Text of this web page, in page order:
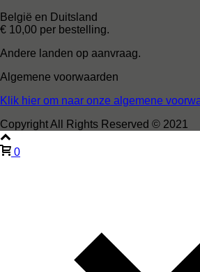
België en Duitsland
€ 10,00 per bestelling.
Andere landen op aanvraag.
Algemene voorwaarden
Klik hier om naar onze algemene
Copyright All Rights Reserved © 2021
0